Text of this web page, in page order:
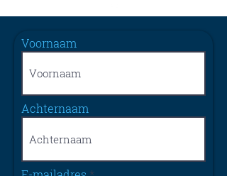
Voornaam
Achternaam